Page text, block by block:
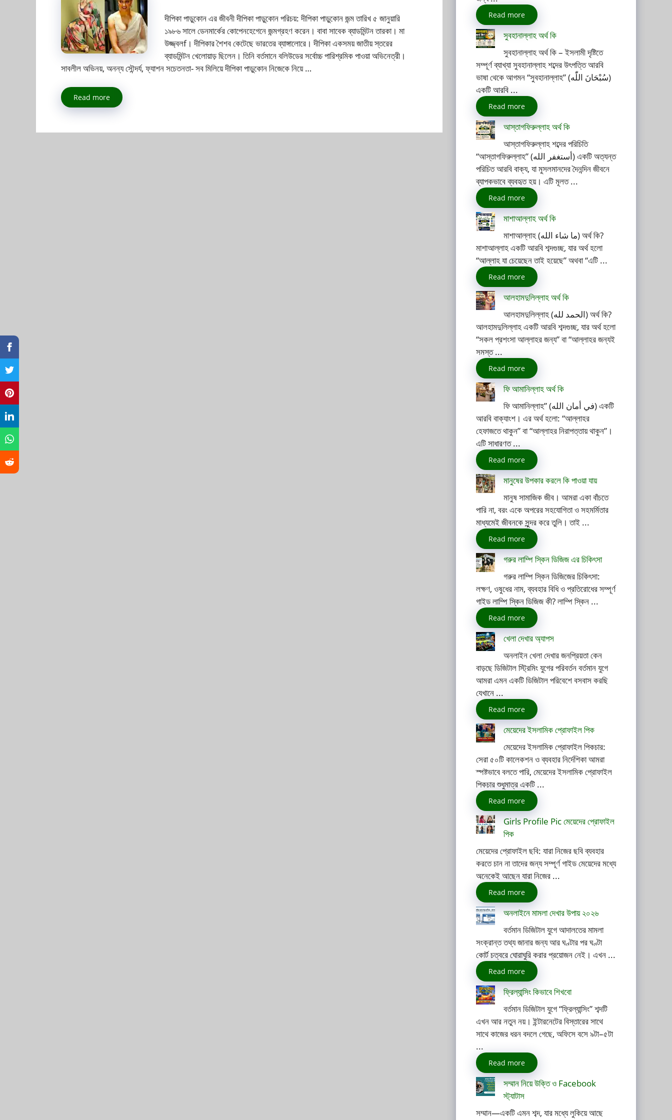
দীপিকা পাড়ুকোন এর জীবনী দীপিকা পাড়ুকোন পরিচয়: দীপিকা পাড়ুকোন জন্ম তারিখ ৫ জানুয়ারি
১৯৮৬ সালে ডেনমার্কের কোপেনহেগেনে জন্মগ্রহণ করেন। বাবা সাবেক ব্যাডমিন্টন তারকা। মা
উজ্জ্বলf। দীপিকার শৈশব কেটেছে ভারতের ব্যাঙ্গালোরে। দীপিকা একসময় জাতীয় স্তরের
ব্যাডমিন্টন খেলোয়াড় ছিলেন। তিনি বর্তমানে বলিউডের সর্বোচ্চ পারিশ্রমিক পাওয়া অভিনেত্রী।
সাবলীল অভিনয়, অনন্য সৌন্দর্য, ফ্যাশন সচেতনতা- সব মিলিয়ে দীপিকা পাড়ুকোন নিজেকে নিয়ে …
Read more
Read more
সুবহানাল্লাহ অর্থ কি
সুবহানাল্লাহ অর্থ কি – ইসলামী দৃষ্টিতে
সম্পূর্ণ ব্যাখ্যা সুবহানাল্লাহ শব্দের উৎপত্তি আরবি
ভাষা থেকে আগমন “সুবহানাল্লাহ” (سُبْحَانَ اللّٰه)
একটি আরবি ...
Read more
আস্তাগফিরুল্লাহ অর্থ কি
আস্তাগফিরুল্লাহ শব্দের পরিচিতি
“আস্তাগফিরুল্লাহ” (أستغفر الله) একটি অত্যন্ত
পরিচিত আরবি বাক্য, যা মুসলমানদের দৈনন্দিন জীবনে
ব্যাপকভাবে ব্যবহৃত হয়। এটি মূলত ...
Read more
মাশাআল্লাহ অর্থ কি
মাশাআল্লাহ (ما شاء الله) অর্থ কি?
মাশাআল্লাহ একটি আরবি শব্দগুচ্ছ, যার অর্থ হলো
“আল্লাহ যা চেয়েছেন তাই হয়েছে” অথবা “এটি ...
Read more
আলহামদুলিল্লাহ অর্থ কি
আলহামদুলিল্লাহ (الحمد لله) অর্থ কি?
আলহামদুলিল্লাহ একটি আরবি শব্দগুচ্ছ, যার অর্থ হলো
“সকল প্রশংসা আল্লাহর জন্য” বা “আল্লাহর জন্যই
সমস্ত ...
Read more
ফি আমানিল্লাহ অর্থ কি
ফি আমানিল্লাহ” (في أمان الله) একটি
আরবি বাক্যাংশ। এর অর্থ হলো: “আল্লাহর
হেফাজতে থাকুন” বা “আল্লাহর নিরাপত্তায় থাকুন”।
এটি সাধারণত ...
Read more
মানুষের উপকার করলে কি পাওয়া যায়
মানুষ সামাজিক জীব। আমরা একা বাঁচতে
পারি না, বরং একে অপরের সহযোগিতা ও সহমর্মিতার
মাধ্যমেই জীবনকে সুন্দর করে তুলি। তাই ...
Read more
গরুর লাম্পি স্কিন ডিজিজ এর চিকিৎসা
গরুর লাম্পি স্কিন ডিজিজের চিকিৎসা:
লক্ষণ, ওষুধের নাম, ব্যবহার বিধি ও প্রতিরোধের সম্পূর্ণ
গাইড লাম্পি স্কিন ডিজিজ কী? লাম্পি স্কিন ...
Read more
খেলা দেখার অ্যাপস
অনলাইন খেলা দেখার জনপ্রিয়তা কেন
বাড়ছে ডিজিটাল স্ট্রিমিং যুগের পরিবর্তন বর্তমান যুগে
আমরা এমন একটি ডিজিটাল পরিবেশে বসবাস করছি
যেখানে ...
Read more
মেয়েদের ইসলামিক প্রোফাইল পিক
মেয়েদের ইসলামিক প্রোফাইল পিকচার:
সেরা ৫০টি কালেকশন ও ব্যবহার নির্দেশিকা আমরা
স্পষ্টভাবে বলতে পারি, মেয়েদের ইসলামিক প্রোফাইল
পিকচার শুধুমাত্র একটি ...
Read more
Girls Profile Pic মেয়েদের প্রোফাইল
পিক
মেয়েদের প্রোফাইল ছবি: যারা নিজের ছবি ব্যবহার
করতে চান না তাদের জন্য সম্পূর্ণ গাইড মেয়েদের মধ্যে
অনেকেই আছেন যারা নিজের ...
Read more
অনলাইনে মামলা দেখার উপায় ২০২৬
বর্তমান ডিজিটাল যুগে আদালতের মামলা
সংক্রান্ত তথ্য জানার জন্য আর ঘণ্টার পর ঘণ্টা
কোর্ট চত্বরে ঘোরাঘুরি করার প্রয়োজন নেই। এখন ...
Read more
ফ্রিল্যান্সিং কিভাবে শিখবো
বর্তমান ডিজিটাল যুগে “ফ্রিল্যান্সিং” শব্দটি
এখন আর নতুন নয়। ইন্টারনেটের বিস্তারের সাথে
সাথে কাজের ধরন বদলে গেছে, অফিসে বসে ৯টা–৫টা
...
Read more
সম্মান নিয়ে উক্তি ও Facebook
স্ট্যাটাস
সম্মান—একটি এমন শব্দ, যার মধ্যে লুকিয়ে আছে